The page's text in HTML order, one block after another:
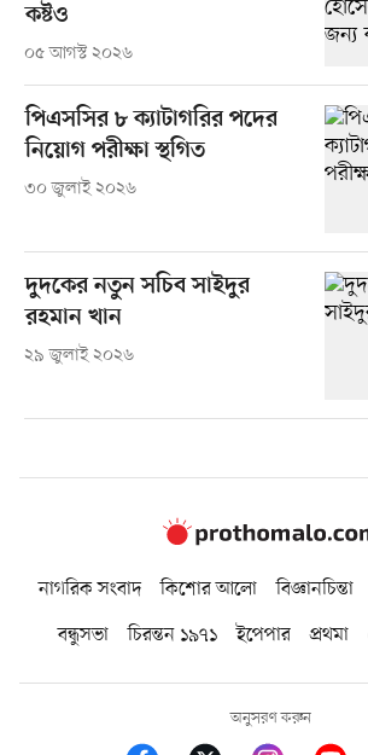
কষ্টও
০৫ আগস্ট ২০২৬
পিএসসির ৮ ক্যাটাগরির পদের
নিয়োগ পরীক্ষা স্থগিত
৩০ জুলাই ২০২৬
দুদকের নতুন সচিব সাইদুর
রহমান খান
২৯ জুলাই ২০২৬
নাগরিক সংবাদ কিশোর আলো বিজ্ঞানচিন্তা
বন্ধুসভা
চিরন্তন ১৯৭১ ইপেপার প্রথমা
অনুসরণ করুন